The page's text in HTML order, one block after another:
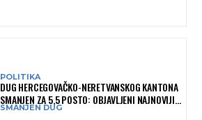
POLITIKA
DUG HERCEGOVAČKO-NERETVANSKOG KANTONA
SMANJEN ZA 5,5 POSTO: OBJAVLJENI NAJNOVIJI
PODACI MINISTARSTVA FINANSIJA
SMANJEN DUG